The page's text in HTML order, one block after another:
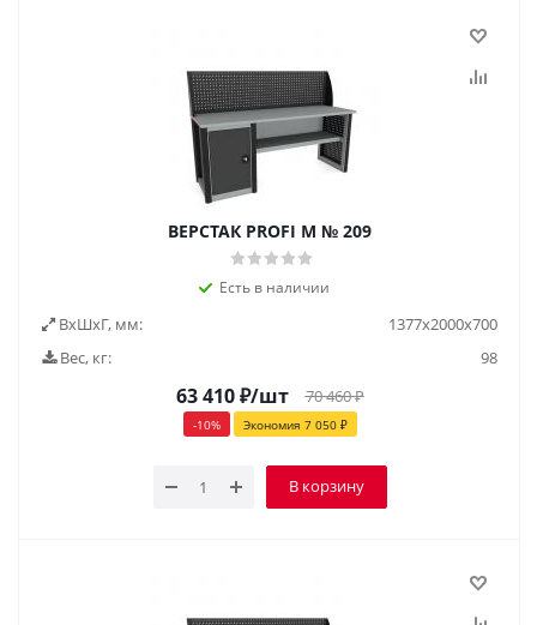
ВЕРСТАК PROFI M № 209
Есть в наличии
ВxШxГ, мм:
1377x2000x700
Вес, кг:
98
63 410₽/шт 70 460₽
-10% Экономия 7 050₽
В корзину